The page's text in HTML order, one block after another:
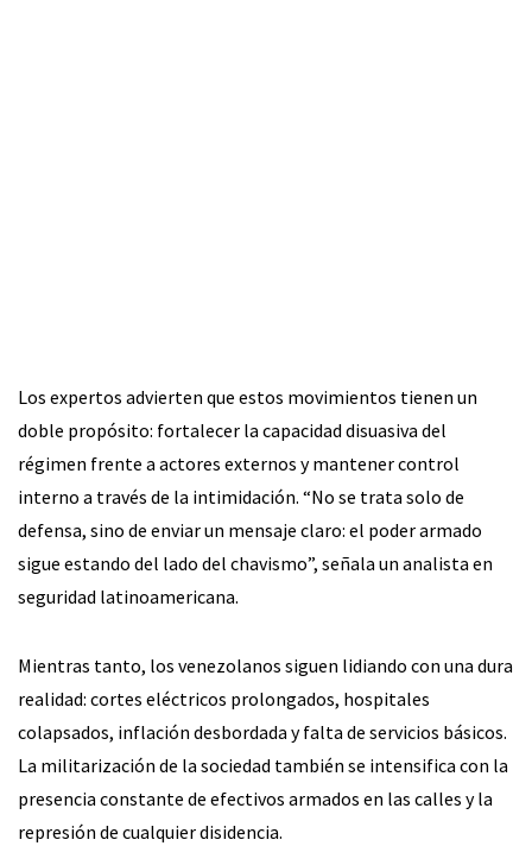
Los expertos advierten que estos movimientos tienen un
doble propósito: fortalecer la capacidad disuasiva del
régimen frente a actores externos y mantener control
interno a través de la intimidación. “No se trata solo de
defensa, sino de enviar un mensaje claro: el poder armado
sigue estando del lado del chavismo”, señala un analista en
seguridad latinoamericana.
Mientras tanto, los venezolanos siguen lidiando con una dura
realidad: cortes eléctricos prolongados, hospitales
colapsados, inflación desbordada y falta de servicios básicos.
La militarización de la sociedad también se intensifica con la
presencia constante de efectivos armados en las calles y la
represión de cualquier disidencia.